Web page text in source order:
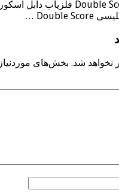
نخواهد شد. بخش‌های موردنیاز